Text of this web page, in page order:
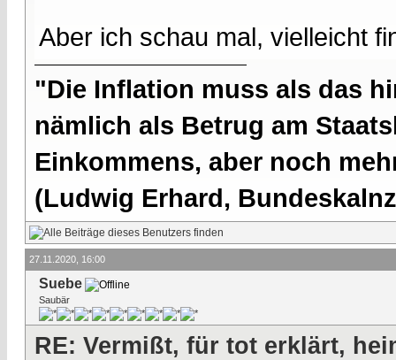
Aber ich schau mal, vielleicht
"Die Inflation muss als das
nämlich als Betrug am
Einkommens, aber noch
(Ludwig Erhard,
27.11.2020, 16:00
Suebe
Saubär
RE: Vermißt, für tot erklärt,